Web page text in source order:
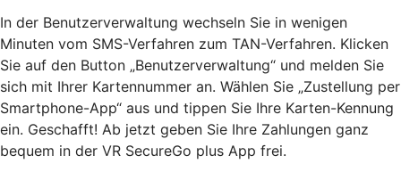
In der Benutzerverwaltung wechseln Sie in wenigen
Minuten vom SMS-Verfahren zum TAN-Verfahren. Klicken
Sie auf den Button „Benutzerverwaltung“ und melden Sie
sich mit Ihrer Kartennummer an. Wählen Sie „Zustellung per
Smartphone-App“ aus und tippen Sie Ihre Karten-Kennung
ein. Geschafft! Ab jetzt geben Sie Ihre Zahlungen ganz
bequem in der VR SecureGo plus App frei.